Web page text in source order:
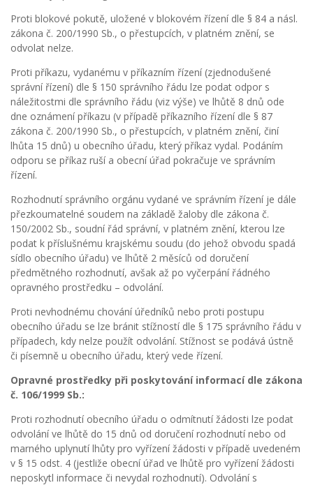
Proti blokové pokutě, uložené v blokovém řízení dle § 84 a násl.
zákona č. 200/1990 Sb., o přestupcích, v platném znění, se
odvolat nelze.
Proti příkazu, vydanému v příkazním řízení (zjednodušené
správní řízení) dle § 150 správního řádu lze podat odpor s
náležitostmi dle správního řádu (viz výše) ve lhůtě 8 dnů ode
dne oznámení příkazu (v případě příkazního řízení dle § 87
zákona č. 200/1990 Sb., o přestupcích, v platném znění, činí
lhůta 15 dnů) u obecního úřadu, který příkaz vydal. Podáním
odporu se příkaz ruší a obecní úřad pokračuje ve správním
řízení.
Rozhodnutí správního orgánu vydané ve správním řízení je dále
přezkoumatelné soudem na základě žaloby dle zákona č.
150/2002 Sb., soudní řád správní, v platném znění, kterou lze
podat k příslušnému krajskému soudu (do jehož obvodu spadá
sídlo obecního úřadu) ve lhůtě 2 měsíců od doručení
předmětného rozhodnutí, avšak až po vyčerpání řádného
opravného prostředku – odvolání.
Proti nevhodnému chování úředníků nebo proti postupu
obecního úřadu se lze bránit stížností dle § 175 správního řádu v
případech, kdy nelze použít odvolání. Stížnost se podává ústně
či písemně u obecního úřadu, který vede řízení.
Opravné prostředky při poskytování informací dle zákona
č. 106/1999 Sb.:
Proti rozhodnutí obecního úřadu o odmítnutí žádosti lze podat
odvolání ve lhůtě do 15 dnů od doručení rozhodnutí nebo od
marného uplynutí lhůty pro vyřízení žádosti v případě uvedeném
v § 15 odst. 4 (jestliže obecní úřad ve lhůtě pro vyřízení žádosti
neposkytl informace či nevydal rozhodnutí). Odvolání s